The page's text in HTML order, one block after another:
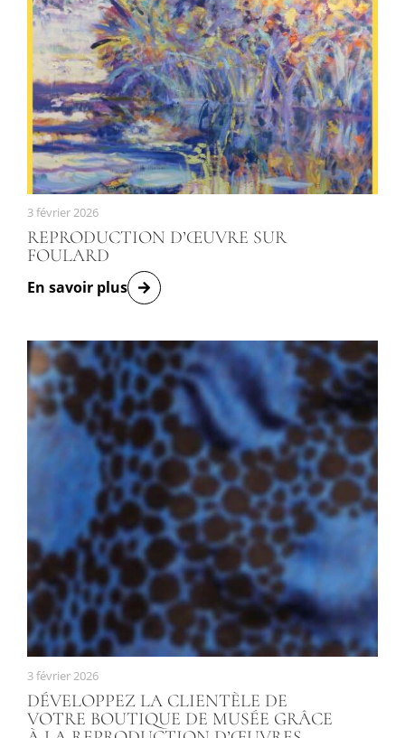
3 février 2026
REPRODUCTION D’ŒUVRE SUR
FOULARD
En savoir plus
3 février 2026
DÉVELOPPEZ LA CLIENTÈLE DE
VOTRE BOUTIQUE DE MUSÉE GRÂCE